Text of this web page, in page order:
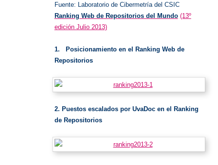
Fuente: Laboratorio de Cibermetría del CSIC
Ranking Web de Repositorios del Mundo (13º
edición Julio 2013)
1.
Posicionamiento en el Ranking Web de
Repositorios
2. Puestos escalados por UvaDoc en el Ranking
de Repositorios